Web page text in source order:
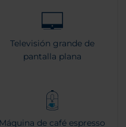
Televisión grande de
pantalla plana
Máquina de café espresso